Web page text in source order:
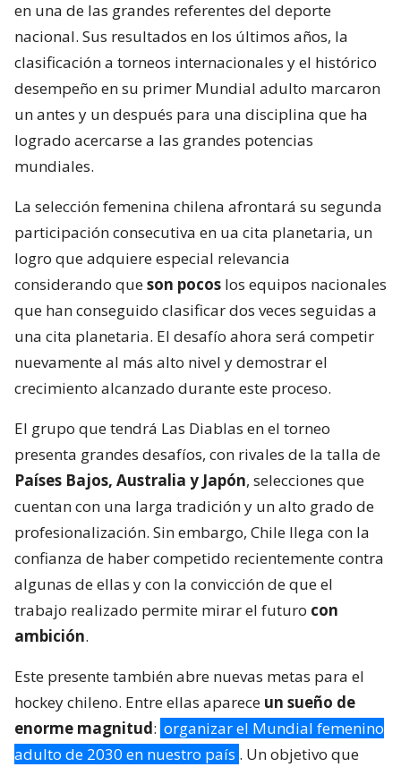
logrado acercarse a las grandes potencias
mundiales.
La selección femenina chilena afrontará su segunda
participación consecutiva en ua cita planetaria, un
logro que adquiere especial relevancia
considerando que
son pocos
los equipos nacionales
una cita planetaria. El desafío ahora será competir
nuevamente al más alto nivel y demostrar el
crecimiento alcanzado durante este proceso.
El grupo que tendrá Las Diablas en el torneo
presenta grandes desafíos, con rivales de la talla de
Países Bajos, Australia y Japón
, selecciones que
cuentan con una larga tradición y un alto grado de
profesionalización. Sin embargo, Chile llega con la
confianza de haber competido recientemente contra
algunas de ellas y con la convicción de que el
trabajo realizado permite mirar el futurocon
ambición.
Este presente también abre nuevas metas para el
hockey chileno. Entre ellas aparece
enorme magnitud
organizar el Mundial femenino
adulto de 2030 en nuestro país
estratégicas, pero que refleja hasta dónde ha
llegado una disciplina que hace algunos años
buscaba consolidarse y que hoy aspira a recibir uno
de los eventos más importantes del hockey mundial.